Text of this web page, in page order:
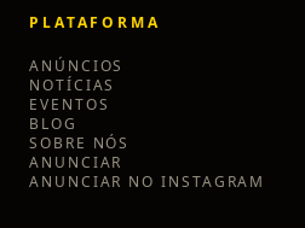
PLATAFORMA
ANÚNCIOS
NOTÍCIAS
EVENTOS
BLOG
SOBRE NÓS
ANUNCIAR
ANUNCIAR NO INSTAGRAM